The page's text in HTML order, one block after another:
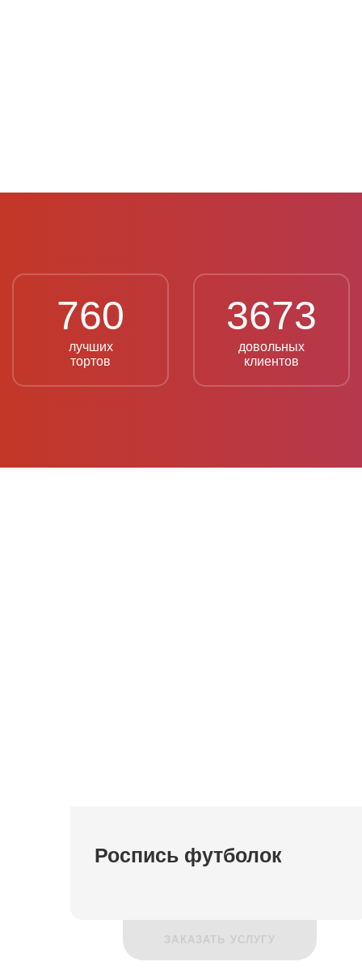
760
лучших
тортов
3673
довольных
клиентов
Роспись футболок
ЗАКАЗАТЬ УСЛУГУ